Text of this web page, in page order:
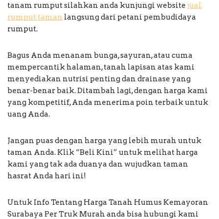
tanam rumput silahkan anda kunjungi website jual
rumput taman langsung dari petani pembudidaya
rumput.
Bagus Anda menanam bunga, sayuran, atau cuma
mempercantik halaman, tanah lapisan atas kami
menyediakan nutrisi penting dan drainase yang
benar-benar baik. Ditambah lagi, dengan harga kami
yang kompetitif, Anda menerima poin terbaik untuk
uang Anda.
Jangan puas dengan harga yang lebih murah untuk
taman Anda. Klik “Beli Kini” untuk melihat harga
kami yang tak ada duanya dan wujudkan taman
hasrat Anda hari ini!
Untuk Info Tentang Harga Tanah Humus Kemayoran
Surabaya Per Truk Murah anda bisa hubungi kami